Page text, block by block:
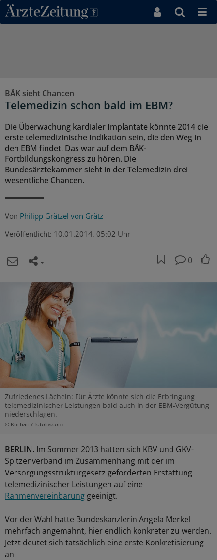
Direkt zum Inhaltsbereich
BÄK sieht Chancen
Telemedizin schon bald im EBM?
Die Überwachung kardialer Implantate könnte 2014 die
erste telemedizinische Indikation sein, die den Weg in
den EBM findet. Das war auf dem BÄK-
Fortbildungskongress zu hören. Die
Bundesärztekammer sieht in der Telemedizin drei
wesentliche Chancen.
Von Philipp Grätzel von Grätz
Veröffentlicht: 10.01.2014, 05:02 Uhr
0
Zufriedenes Lächeln: Für Ärzte könnte sich die Erbringung
telemedizinischer Leistungen bald auch in der EBM-Vergütung
niederschlagen.
© Kurhan / fotolia.com
BERLIN. Im Sommer 2013 hatten sich KBV und GKV-
Spitzenverband im Zusammenhang mit der im
Versorgungsstrukturgesetz geforderten Erstattung
telemedizinischer Leistungen auf eine
Rahmenvereinbarung geeinigt.
Vor der Wahl hatte Bundeskanzlerin Angela Merkel
mehrfach angemahnt, hier endlich konkreter zu werden.
Jetzt deutet sich tatsächlich eine erste Konkretisierung
an.